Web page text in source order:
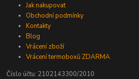
Jak nakupovat
Obchodní podmínky
Kontakty
Blog
Vrácení zboží
Vrácení termoboxů ZDARMA
Číslo účtu: 2102143300/2010